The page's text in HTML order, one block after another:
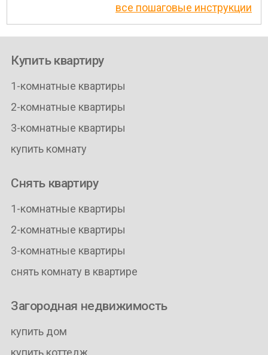
все пошаговые инструкции
Купить квартиру
1-комнатные квартиры
2-комнатные квартиры
3-комнатные квартиры
купить комнату
Снять квартиру
1-комнатные квартиры
2-комнатные квартиры
3-комнатные квартиры
снять комнату в квартире
Загородная недвижимость
купить дом
купить коттедж